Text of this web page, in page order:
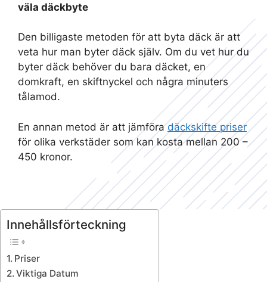
väla däckbyte
Den billigaste metoden för att byta däck är att
veta hur man byter däck själv. Om du vet hur du
byter däck behöver du bara däcket, en
domkraft, en skiftnyckel och några minuters
tålamod.
En annan metod är att jämföradäckskifte priser
för olika verkstäder som kan kosta mellan 200 –
450 kronor.
Innehållsförteckning
Priser
Viktiga Datum